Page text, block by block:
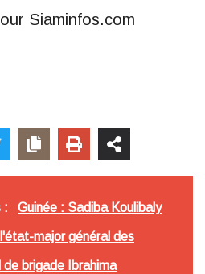
Siaminfos.com
: Guinée : Sadiba Koulibaly
major général des
de brigade Ibrahima